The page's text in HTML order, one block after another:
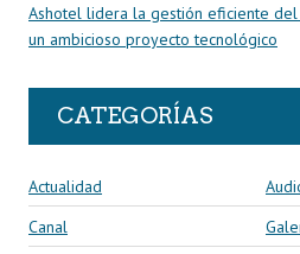
Ashotel lidera la gestión eficiente del
un ambicioso proyecto tecnológico
CATEGORÍAS
Actualidad
Canal